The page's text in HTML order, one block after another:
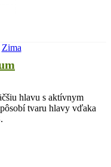
Zima
hlavu s aktívnym
tvaru hlavy vďaka